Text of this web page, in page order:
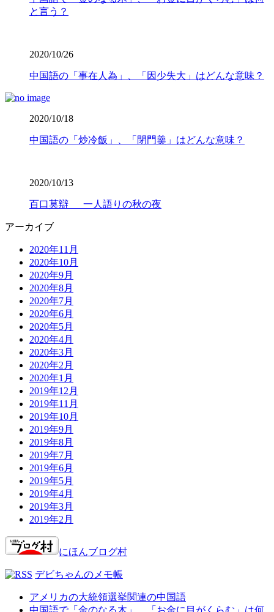
と言う？
2020/10/26
中国語の「事在人為」、「因少失大」はどんな意味？
2020/10/18
中国語の「炒冷飯」、「閉門羹」はどんな意味？
2020/10/13
百口莫辯 一人語りの秋の夜
アーカイブ
2020年11月
2020年10月
2020年9月
2020年8月
2020年7月
2020年6月
2020年5月
2020年4月
2020年3月
2020年2月
2020年1月
2019年12月
2019年11月
2019年10月
2019年9月
2019年8月
2019年7月
2019年6月
2019年5月
2019年4月
2019年3月
2019年2月
にほんブログ村
デビちゃんのメモ帳
アメリカの大統領選挙関連の中国語
中国語で「金のなる木」、「お金に目がくらむ」は何